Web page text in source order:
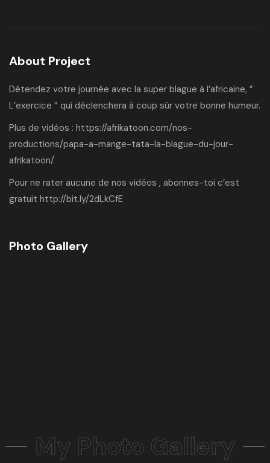
About Project
Détendez votre journée avec la super blague à l’africaine, ”
L’exercice ” qui déclenchera à coup sûr votre bonne humeur.
Plus de vidéos : https://afrikatoon.com/nos-
productions/papa-a-mange-tata-la-blague-du-jour-
afrikatoon/
Pour ne rater aucune de nos vidéos , abonnes-toi c’est
gratuit http://bit.ly/2dLkCfE
Photo Gallery
My Photo Gallery